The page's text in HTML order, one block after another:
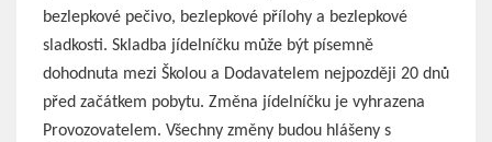
bezlepkové pečivo, bezlepkové přílohy a bezlepkové
sladkosti. Skladba jídelníčku může být písemně
dohodnuta mezi Školou a Dodavatelem nejpozději 20 dnů
před začátkem pobytu. Změna jídelníčku je vyhrazena
Provozovatelem. Všechny změny budou hlášeny s